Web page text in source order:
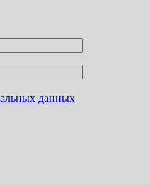
данных